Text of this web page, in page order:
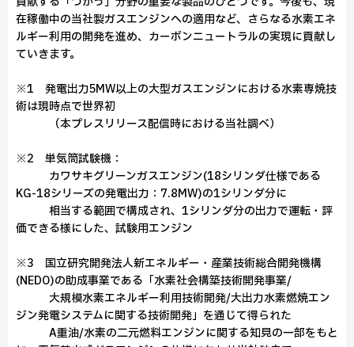
在稼働中の当社製ガスエンジンへの適用など、さらなる水素エネ
ルギー利用の開発を進め、カーボンニュートラルの実現に貢献し
ていきます。
※1 発電出力5MW以上の大型ガスエンジンにおける水素専焼技
術は現時点で世界初
（本プレスリリース配信時における当社調べ）
※2 単気筒試験機：
カワサキグリーンガスエンジン(18シリンダ仕様である
KG-18シリーズの発電出力：7.8MW)の1シリンダ分に
相当する範囲で構成され、1シリンダ分の出力で運転・評
価できる様にした、試験用エンジン
※3 国立研究開発法人新エネルギー・産業技術総合開発機構
(NEDO)の助成事業である「水素社会構築技術開発事業/
大規模水素エネルギー利用技術開発/大出力水素燃焼エン
ジン発電システムに関する技術開発」を通じて得られた
A重油/水素の二元燃料エンジンに関する知見の一部をもと